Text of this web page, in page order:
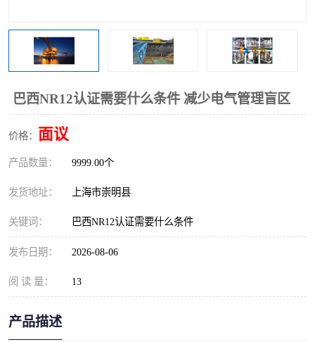
巴西NR12认证需要什么条件 减少电气管理盲区
价格： 面议
产品数量： 9999.00个
发货地址： 上海市崇明县
关键词： 巴西NR12认证需要什么条件
发布日期： 2026-08-06
阅 读 量： 13
产品描述